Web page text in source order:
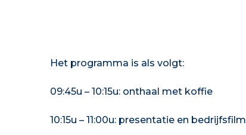
Het programma is als volgt:
09:45u – 10:15u: onthaal met koffie
10:15u – 11:00u: presentatie en bedrijfsfilm